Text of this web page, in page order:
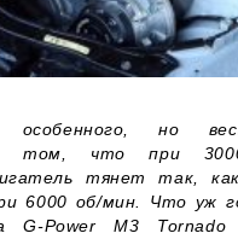
особенного, но
в том, что при
тянет так,
6000 об/мин. Что уж
G-Power M3 Tornado